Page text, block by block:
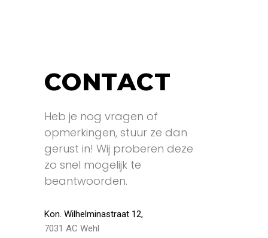
CONTACT
Heb je nog vragen of
opmerkingen, stuur ze dan
gerust in! Wij proberen deze
zo snel mogelijk te
beantwoorden.
Kon. Wilhelminastraat 12,
7031 AC Wehl